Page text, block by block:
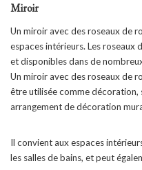
Miroir
Un miroir avec des roseaux de
espaces intérieurs. Les roseaux
et disponibles dans de
Un miroir avec des roseaux de
être utilisée comme décoration,
arrangement de décoration
Il convient aux espaces
les salles de bains, et peut